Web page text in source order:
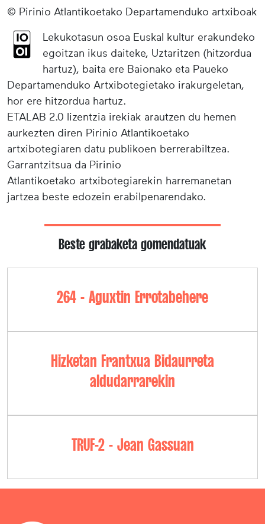
© Pirinio Atlantikoetako Departamenduko artxiboak
Lekukotasun osoa Euskal kultur erakundeko
egoitzan ikus daiteke, Uztaritzen (hitzordua
hartuz), baita ere Baionako eta Paueko
Departamenduko Artxibotegietako irakurgeletan,
hor ere hitzordua hartuz.
ETALAB 2.0 lizentzia irekiak arautzen du hemen
aurkezten diren Pirinio Atlantikoetako
artxibotegiaren datu publikoen berrerabiltzea.
Garrantzitsua da Pirinio
Atlantikoetako artxibotegiarekin harremanetan
jartzea beste edozein erabilpenarendako.
Beste grabaketa gomendatuak
264 - Aguxtin Errotabehere
Hizketan Frantxua Bidaurreta
aldudarrarekin
TRUF-2 - Jean Gassuan